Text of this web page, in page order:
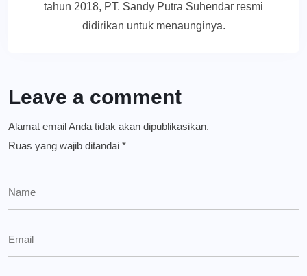
tahun 2018, PT. Sandy Putra Suhendar resmi
didirikan untuk menaunginya.
Leave a comment
Alamat email Anda tidak akan dipublikasikan.
Ruas yang wajib ditandai *